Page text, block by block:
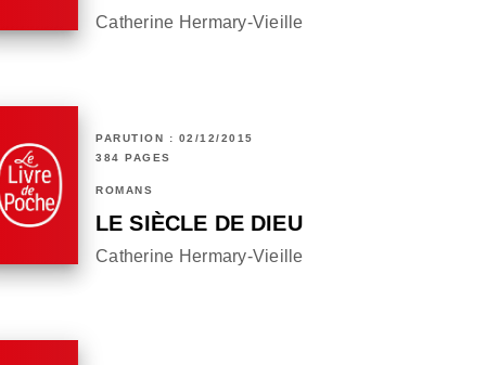
Catherine Hermary-Vieille
PARUTION : 02/12/2015
384 PAGES
ROMANS
LE SIÈCLE DE DIEU
Catherine Hermary-Vieille